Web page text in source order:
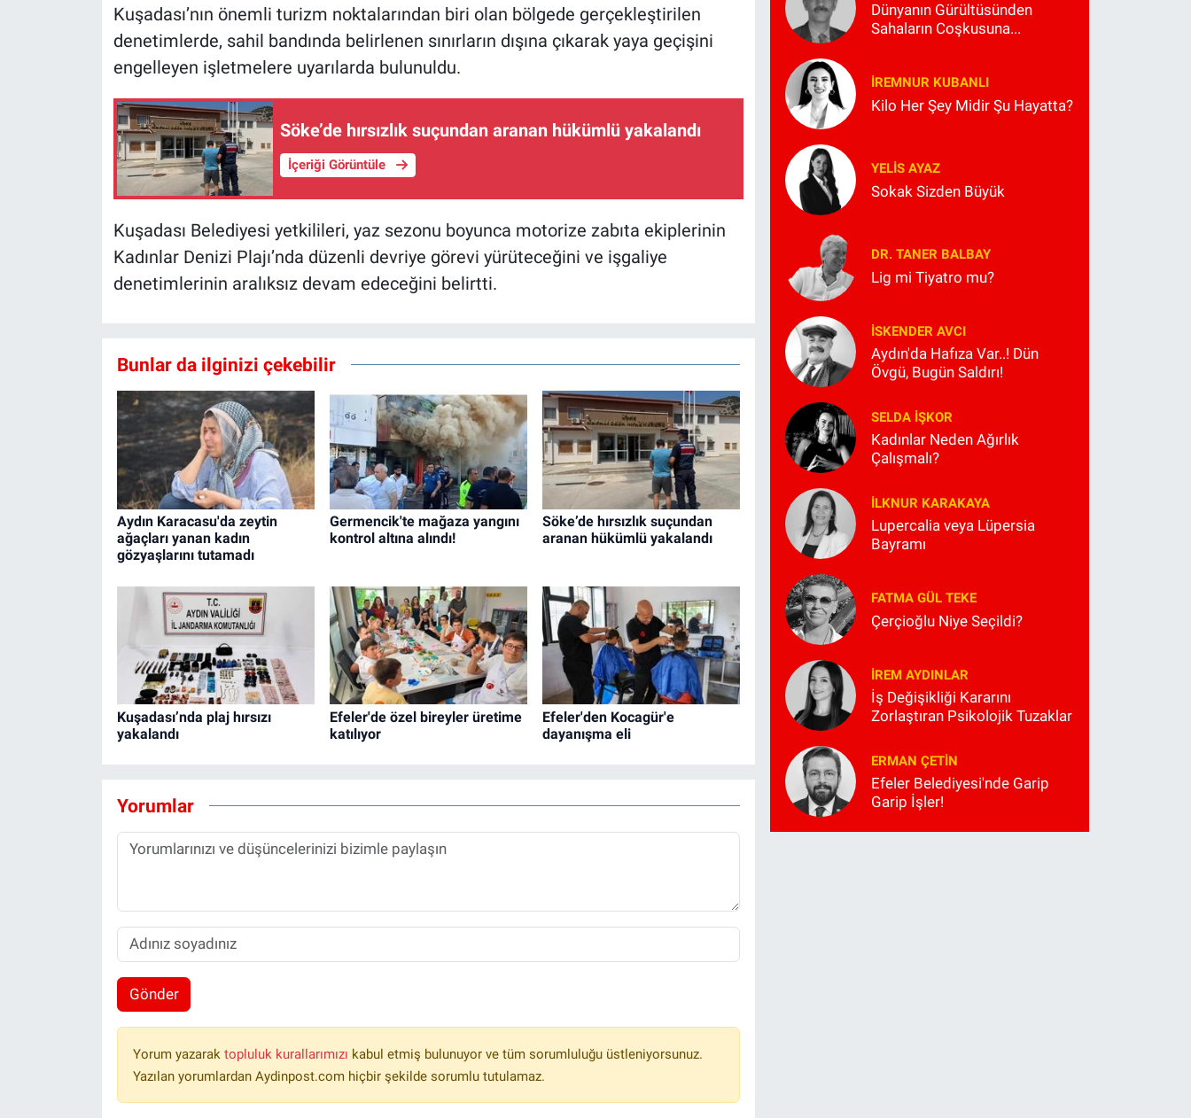
Kuşadası’nın önemli turizm noktalarından biri olan bölgede gerçekleştirilen
denetimlerde, sahil bandında belirlenen sınırların dışına çıkarak yaya geçişini
engelleyen işletmelere uyarılarda bulunuldu.
Söke’de hırsızlık suçundan aranan hükümlü yakalandı
İçeriği Görüntüle
Kuşadası Belediyesi yetkilileri, yaz sezonu boyunca motorize zabıta ekiplerinin
Kadınlar Denizi Plajı’nda düzenli devriye görevi yürüteceğini ve işgaliye
denetimlerinin aralıksız devam edeceğini belirtti.
Bunlar da ilginizi çekebilir
Aydın Karacasu'da zeytin
ağaçları yanan kadın
gözyaşlarını tutamadı
Germencik'te mağaza yangını
kontrol altına alındı!
Söke’de hırsızlık suçundan
aranan hükümlü yakalandı
Kuşadası’nda plaj hırsızı
yakalandı
Efeler'de özel bireyler üretime
katılıyor
Efeler'den Kocagür'e
dayanışma eli
Yorumlar
Gönder
Yorum yazarak topluluk kurallarımızı kabul etmiş bulunuyor ve tüm sorumluluğu üstleniyorsunuz.
Yazılan yorumlardan Aydinpost.com hiçbir şekilde sorumlu tutulamaz.
Dünyanın Gürültüsünden
Sahaların Coşkusuna...
İREMNUR KUBANLI
Kilo Her Şey Midir Şu Hayatta?
YELIS AYAZ
Sokak Sizden Büyük
DR. TANER BALBAY
Lig mi Tiyatro mu?
İSKENDER AVCI
Aydın'da Hafıza Var..! Dün
Övgü, Bugün Saldırı!
SELDA İŞKOR
Kadınlar Neden Ağırlık
Çalışmalı?
İLKNUR KARAKAYA
Lupercalia veya Lüpersia
Bayramı
FATMA GÜL TEKE
Çerçioğlu Niye Seçildi?
İREM AYDINLAR
İş Değişikliği Kararını
Zorlaştıran Psikolojik Tuzaklar
ERMAN ÇETIN
Efeler Belediyesi'nde Garip
Garip İşler!